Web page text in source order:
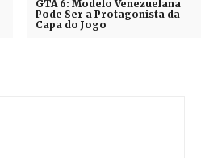
GTA 6: Modelo Venezuelana
Pode Ser a Protagonista da
Capa do Jogo